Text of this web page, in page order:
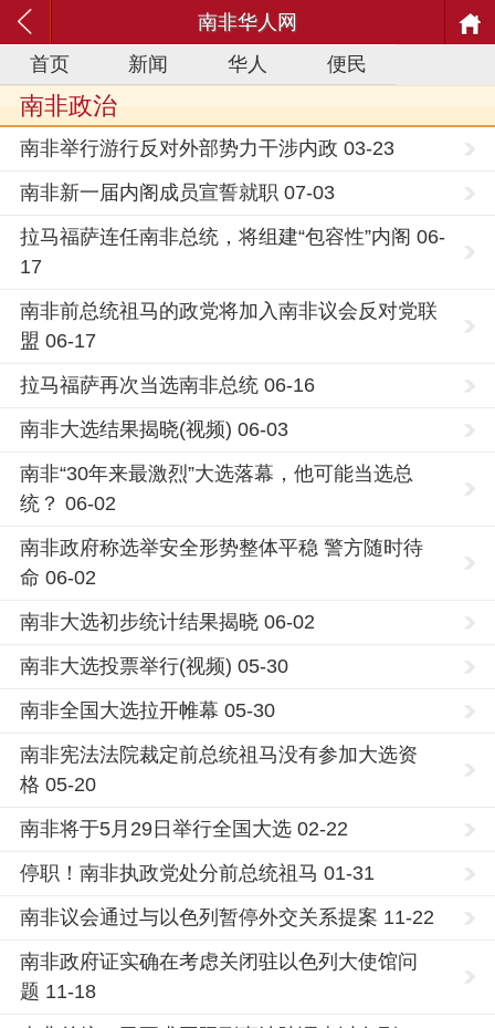
南非华人网
首页
新闻 华人 便民
南非政治
南非举行游行反对外部势力干涉内政 03-23
南非新一届内阁成员宣誓就职 07-03
拉马福萨连任南非总统，将组建“包容性”内阁 06-
17
南非前总统祖马的政党将加入南非议会反对党联
盟 06-17
拉马福萨再次当选南非总统 06-16
南非大选结果揭晓(视频) 06-03
南非“30年来最激烈”大选落幕，他可能当选总
统？ 06-02
南非政府称选举安全形势整体平稳 警方随时待
命 06-02
南非大选初步统计结果揭晓 06-02
南非大选投票举行(视频) 05-30
南非全国大选拉开帷幕 05-30
南非宪法法院裁定前总统祖马没有参加大选资
格 05-20
南非将于5月29日举行全国大选 02-22
停职！南非执政党处分前总统祖马 01-31
南非议会通过与以色列暂停外交关系提案 11-22
南非政府证实确在考虑关闭驻以色列大使馆问
题 11-18